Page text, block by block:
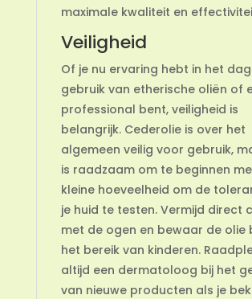
maximale kwaliteit en
Veiligheid
Of je nu ervaring hebt in het
gebruik van etherische oliën of
professional bent, veiligheid is
belangrijk. Cederolie is over het
algemeen veilig voor gebruik,
is raadzaam om te beginnen
kleine hoeveelheid om de
je huid te testen. Vermijd direct
met de ogen en bewaar de olie
het bereik van kinderen.
altijd een dermatoloog bij het
van nieuwe producten als je